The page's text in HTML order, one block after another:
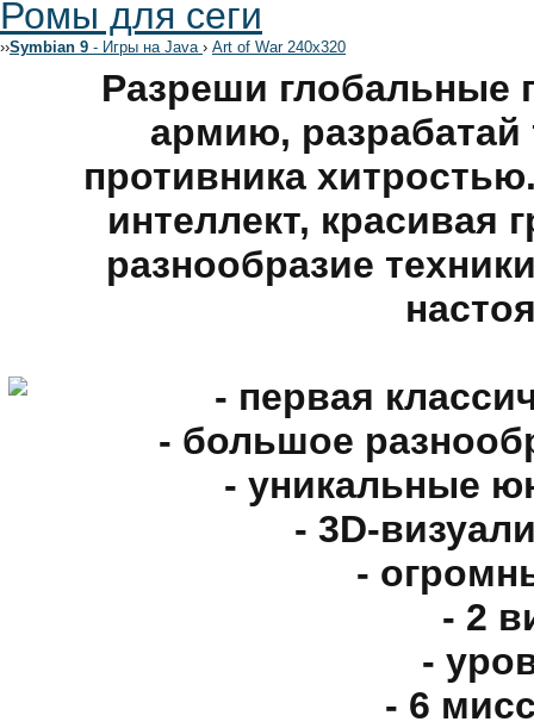
Ромы для сеги
››Symbian 9 - Игры на Java › Art of War 240x320
Разреши
армию, разрабатай
противника
интеллект, красивая
разнообразие
- первая
- большое
- уникальные
- 3D-
-
- 2
-
- 6